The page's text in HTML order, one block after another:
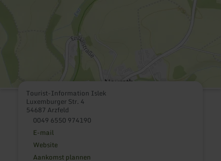
Tourist-Information Islek
Luxemburger Str. 4
54687 Arzfeld
0049 6550 974190
E-mail
Website
Aankomst plannen